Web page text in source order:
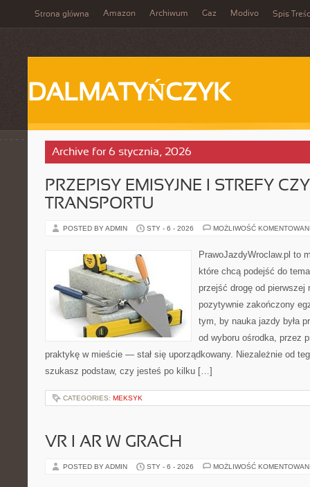
Strona główna Amazon Archiwum Gaz Modivo Spis
DALMATYŃCZYK
Archive for 6 stycznia, 2026
PRZEPISY EMISYJNE I STREFY
TRANSPORTU
POSTED BY ADMIN STY - 6 - 2026 MOŻLIWOŚĆ
PrawoJazdyWroclaw.pl to
które chcą podejść do
przejść drogę od pierwszej
pozytywnie zakończony
tym, by nauka jazdy była
od wyboru ośrodka, przez
praktykę w mieście — stał się uporządkowany. Niezależnie od
szukasz podstaw, czy jesteś po kilku […]
CATEGORIES: MEKSYK
VR I AR W GRACH
POSTED BY ADMIN STY - 6 - 2026 MOŻLIWOŚĆ